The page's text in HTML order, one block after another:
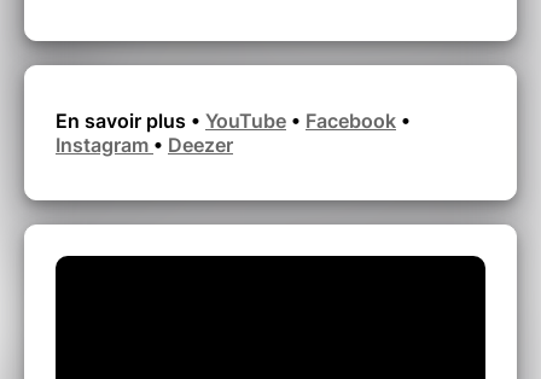
En savoir plus • YouTube • Facebook •
Instagram • Deezer